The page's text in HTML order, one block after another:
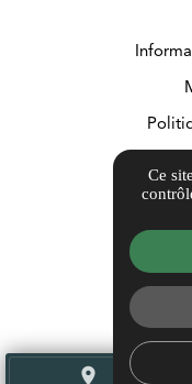
place
Ce